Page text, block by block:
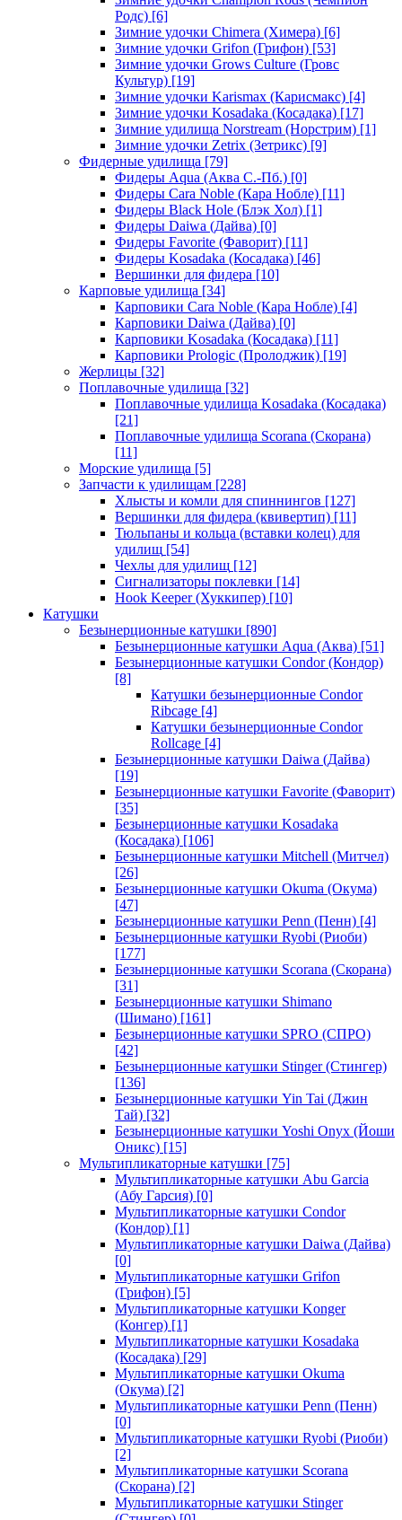
Родс) [6]
Зимние удочки Chimera (Химера) [6]
Зимние удочки Grifon (Грифон) [53]
Зимние удочки Grows Culture (Гровс
Культур) [19]
Зимние удочки Karismax (Карисмакс) [4]
Зимние удочки Kosadaka (Косадака) [17]
Зимние удилища Norstream (Норстрим) [1]
Зимние удочки Zetrix (Зетрикс) [9]
Фидерные удилища [79]
Фидеры Aqua (Аква С.-Пб.) [0]
Фидеры Cara Noble (Кара Нобле) [11]
Фидеры Black Hole (Блэк Хол) [1]
Фидеры Daiwa (Дайва) [0]
Фидеры Favorite (Фаворит) [11]
Фидеры Kosadaka (Косадака) [46]
Вершинки для фидера [10]
Карповые удилища [34]
Карповики Cara Noble (Кара Нобле) [4]
Карповики Daiwa (Дайва) [0]
Карповики Kosadaka (Косадака) [11]
Карповики Prologic (Пролоджик) [19]
Жерлицы [32]
Поплавочные удилища [32]
Поплавочные удилища Kosadaka (Косадака)
[21]
Поплавочные удилища Scorana (Скорана)
[11]
Морские удилища [5]
Запчасти к удилищам [228]
Хлысты и комли для спиннингов [127]
Вершинки для фидера (квивертип) [11]
Тюльпаны и кольца (вставки колец) для
удилищ [54]
Чехлы для удилищ [12]
Сигнализаторы поклевки [14]
Hook Keeper (Хуккипер) [10]
Катушки
Безынерционные катушки [890]
Безынерционные катушки Aqua (Аква) [51]
Безынерционные катушки Condor (Кондор)
[8]
Катушки безынерционные Condor
Ribcage [4]
Катушки безынерционные Condor
Rollcage [4]
Безынерционные катушки Daiwa (Дайва)
[19]
Безынерционные катушки Favorite (Фаворит)
[35]
Безынерционные катушки Kosadaka
(Косадака) [106]
Безынерционные катушки Mitchell (Митчел)
[26]
Безынерционные катушки Okuma (Окума)
[47]
Безынерционные катушки Penn (Пенн) [4]
Безынерционные катушки Ryobi (Риоби)
[177]
Безынерционные катушки Scorana (Скорана)
[31]
Безынерционные катушки Shimano
(Шимано) [161]
Безынерционные катушки SPRO (СПРО)
[42]
Безынерционные катушки Stinger (Стингер)
[136]
Безынерционные катушки Yin Tai (Джин
Тай) [32]
Безынерционные катушки Yoshi Onyx (Йоши
Оникс) [15]
Мультипликаторные катушки [75]
Мультипликаторные катушки Abu Garcia
(Абу Гарсия) [0]
Мультипликаторные катушки Condor
(Кондор) [1]
Мультипликаторные катушки Daiwa (Дайва)
[0]
Мультипликаторные катушки Grifon
(Грифон) [5]
Мультипликаторные катушки Konger
(Конгер) [1]
Мультипликаторные катушки Kosadaka
(Косадака) [29]
Мультипликаторные катушки Okuma
(Окума) [2]
Мультипликаторные катушки Penn (Пенн)
[0]
Мультипликаторные катушки Ryobi (Риоби)
[2]
Мультипликаторные катушки Scorana
(Скорана) [2]
Мультипликаторные катушки Stinger